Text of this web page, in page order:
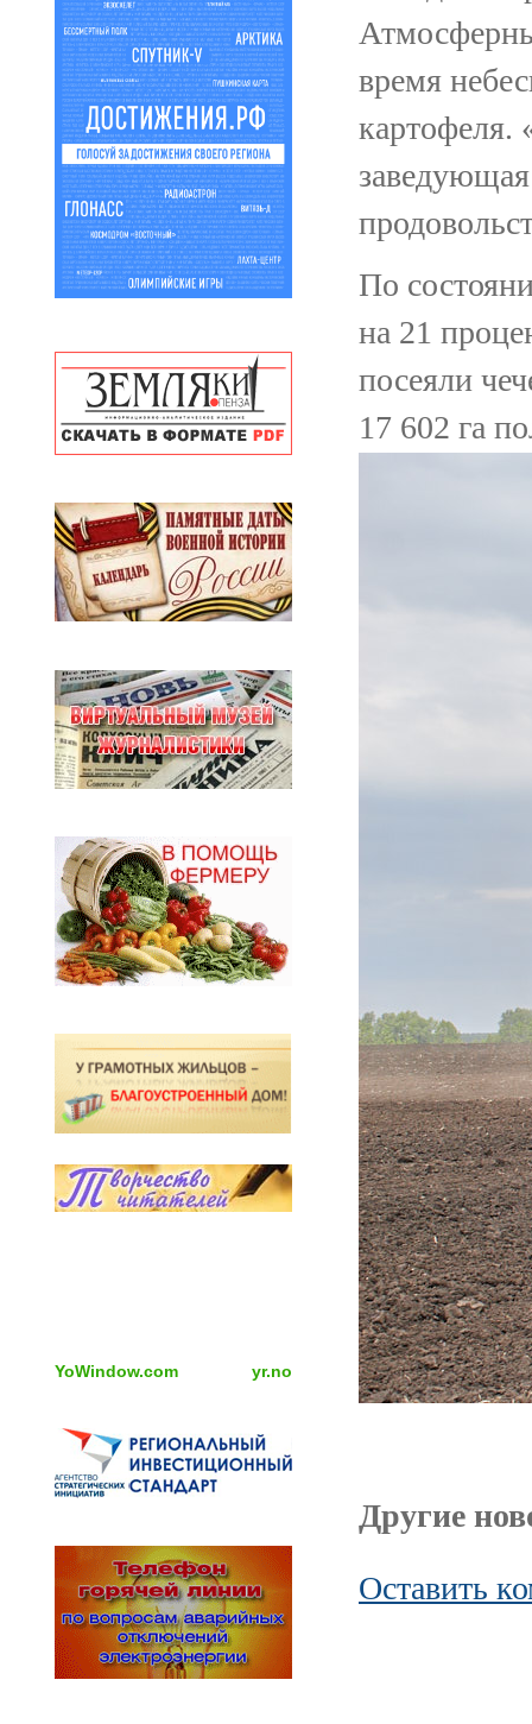
YoWindow.com yr.no
время
картофеля.
заведующая
По
на 21
посеяли
17 602 га
Другие
Оставить